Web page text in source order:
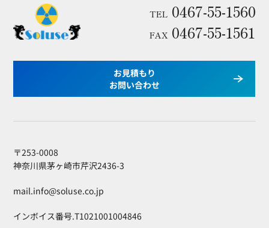
TEL 0467-55-1560
FAX 0467-55-1561
お見積もり
お問い合わせ
〒253-0008
神奈川県茅ヶ崎市芹沢2436-3
mail.info@soluse.co.jp
インボイス番号.T1021001004846